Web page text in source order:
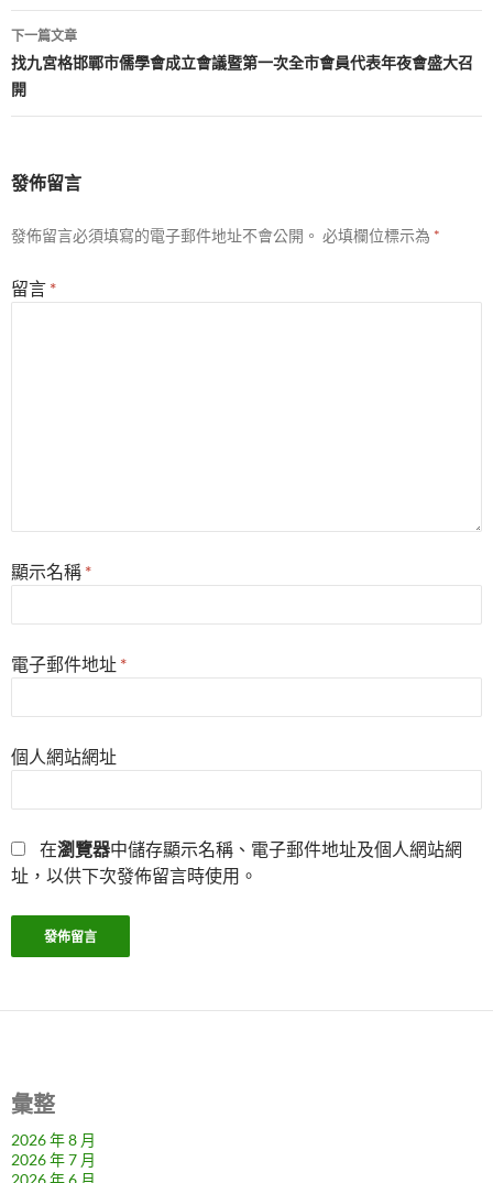
導
覽
下一篇文章
找九宮格邯鄲市儒學會成立會議暨第一次全市會員代表年夜會盛大召
開
發佈留言
發佈留言必須填寫的電子郵件地址不會公開。 必填欄位標示為 *
留言 *
顯示名稱 *
電子郵件地址 *
個人網站網址
在瀏覽器中儲存顯示名稱、電子郵件地址及個人網站網
址，以供下次發佈留言時使用。
彙整
2026 年 8 月
2026 年 7 月
2026 年 6 月